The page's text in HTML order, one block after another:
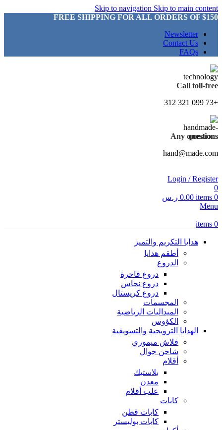
Skip to navigation Skip to main content
FREE SHIPPING FOR ALL ORDERS OF $150
Newsletter
Contact Us
FAQs
Call toll-free
+73 099 321 312
Any questions
hand@made.com
Login / Register
0
0
items
0.00 ر.س
Menu
0
items
هدايا التكريم والتميز
أطقم هدايا
الدروع
دروع فاخرة
دروع نحاس
دروع كريستال
المجسمات
الميداليات الرياضية
الكؤوس
الهدايا الترويجية والتسويقية
فلاش ميموري
شاحن جوال
أقلام
بلاستيك
معدن
علب أقلام
كابات
كابات قطن
كابات بوليستر